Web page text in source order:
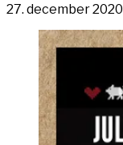
27. december 2020